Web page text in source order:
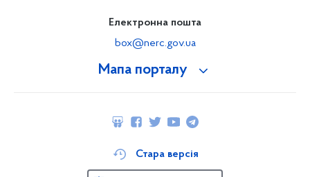
Мапа порталу
Електронна пошта
box@nerc.gov.ua
Стара версія